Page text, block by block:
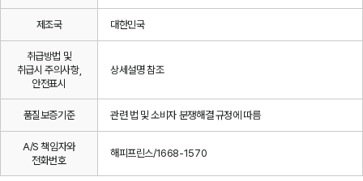
제조국 대한민국
취급방법 및
취급시 주의사항,
안전표시
상세설명 참조
품질보증기준 관련 법 및 소비자 분쟁해결 규정에 따름
A/S 책임자와
전화번호
해피프린스/1668-1570